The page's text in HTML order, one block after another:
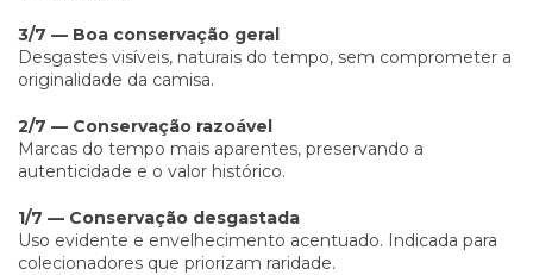
3/7 — Boa conservação geral
Desgastes visíveis, naturais do tempo, sem comprometer a
originalidade da camisa.
2/7 — Conservação razoável
Marcas do tempo mais aparentes, preservando a
autenticidade e o valor histórico.
1/7 — Conservação desgastada
Uso evidente e envelhecimento acentuado. Indicada para
colecionadores que priorizam raridade.